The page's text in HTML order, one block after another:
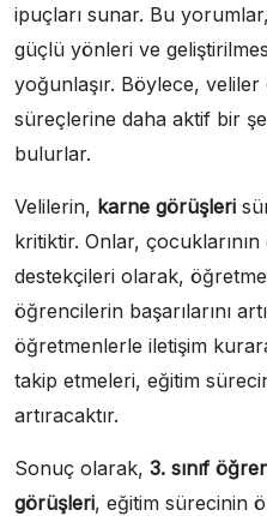
ipuçları sunar. Bu
güçlü yönleri ve
yoğunlaşır. Böylece, veliler
süreçlerine daha aktif bir
bulurlar.
Velilerin, karne görüşleri
kritiktir. Onlar, çocuklarının
destekçileri olarak,
öğrencilerin başarılarını
öğretmenlerle iletişim
takip etmeleri, eğitim
artıracaktır.
Sonuç olarak, 3. sınıf
görüşleri, eğitim sürecinin